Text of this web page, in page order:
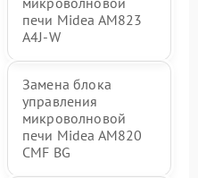
печи Midea AM823
A4J-W
Замена блока
управления
микроволновой
печи Midea AM820
CMF BG